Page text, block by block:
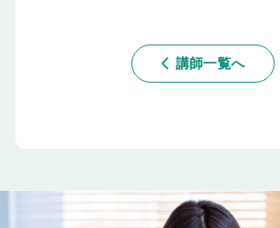
arrow_back_ios 講師一覧へ